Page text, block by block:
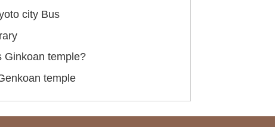
city Bus
Ginkoan temple?
temple